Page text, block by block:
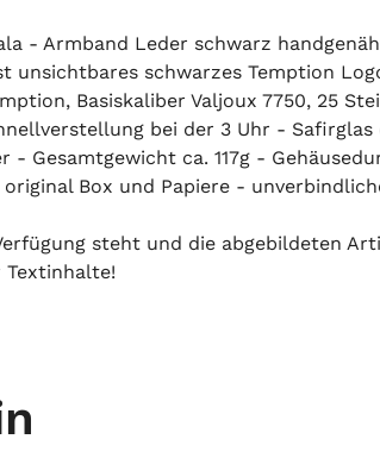
- Armband Leder schwarz
unsichtbares schwarzes Temption
Basiskaliber Valjoux 7750, 25
bei der 3 Uhr -
Gesamtgewicht ca. 117g -
original Box und Papiere -
steht und die abgebildeten
Textinhalte!